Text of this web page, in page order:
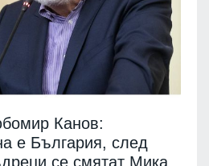
Канов:
е България, след
се смятат Мика